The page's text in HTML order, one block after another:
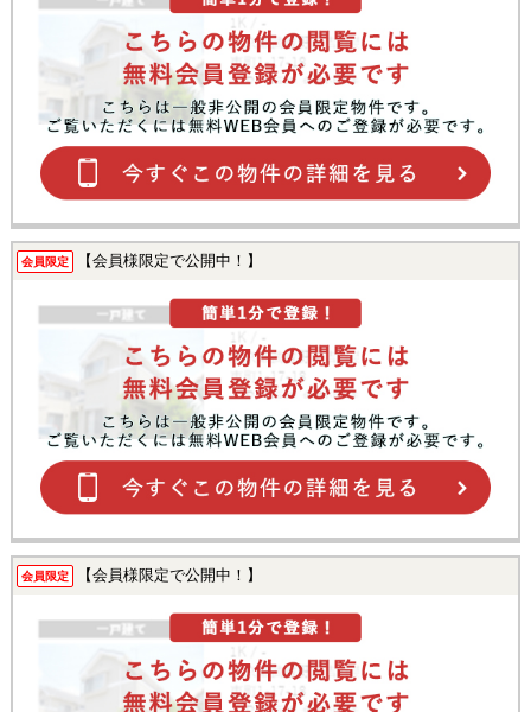
会員限定 【会員様限定で公開中！】
会員限定 【会員様限定で公開中！】